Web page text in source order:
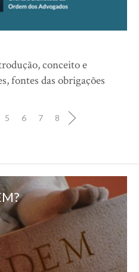
conceito e
fontes das obrigações
5 6 7 8